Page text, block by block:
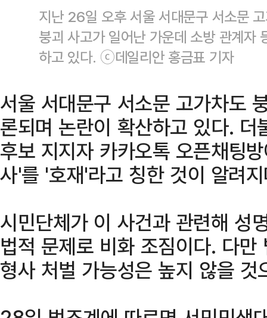
지난 26일 오후 서울 서대문구 서소문
붕괴 사고가 일어난 가운데 소방 관계자
하고 있다. ⓒ데일리안 홍금표 기자
서울 서대문구 서소문 고가차도
론되며 논란이 확산하고 있다.
후보 지지자 카카오톡 오픈채팅
사'를 '호재'라고 칭한 것이 알려
시민단체가 이 사건과 관련해 성
법적 문제로 비화 조짐이다. 다
형사 처벌 가능성은 높지 않을 것